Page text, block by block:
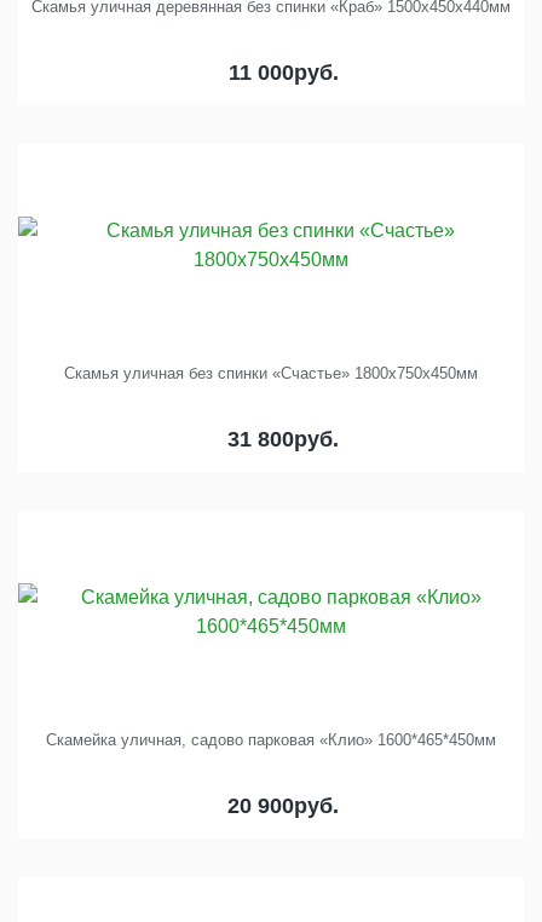
Скамья уличная деревянная без спинки «Краб» 1500х450х440мм
11 000руб.
Скамья уличная без спинки «Счастье» 1800х750х450мм
31 800руб.
Скамейка уличная, садово парковая «Клио» 1600*465*450мм
20 900руб.